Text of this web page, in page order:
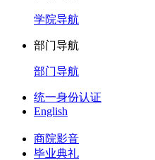
学院导航
部门导航
部门导航
统一身份认证
English
商院影音
毕业典礼